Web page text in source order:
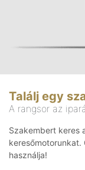
Találj egy
A rangsor az
Szakembert keres
használja!